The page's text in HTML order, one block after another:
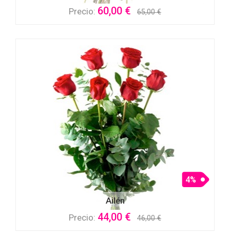
Precio: 60,00 € 65,00 €
Ailén
4%
Precio: 44,00 € 46,00 €